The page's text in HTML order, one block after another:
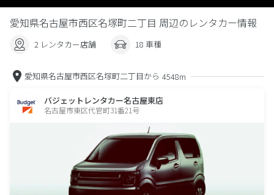
愛知県名古屋市西区名塚町二丁目 周辺のレンタカー情報
2 レンタカー店舗 18 車種
愛知県名古屋市西区名塚町二丁目から 4548m
バジェットレンタカー名古屋東店
名古屋市東区代官町31番21号